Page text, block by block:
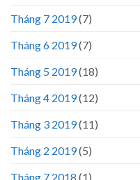
Tháng 7 2019(7)
Tháng 6 2019(7)
Tháng 5 2019(18)
Tháng 4 2019(12)
Tháng 3 2019(11)
Tháng 2 2019(5)
Tháng 7 2018 (1)